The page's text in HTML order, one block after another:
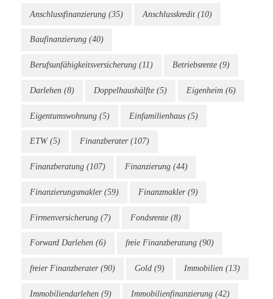
Anschlussfinanzierung (35) Anschlusskredit (10)
Baufinanzierung (40)
Berufsunfähigkeitsversicherung (11) Betriebsrente (9)
Darlehen (8) Doppelhaushälfte (5) Eigenheim (6)
Eigentumswohnung (5) Einfamilienhaus (5)
ETW(5) Finanzberater(107)
Finanzberatung (107) Finanzierung (44)
Finanzierungsmakler(59) Finanzmakler(9)
Firmenversicherung (7) Fondsrente (8)
Forward Darlehen (6) freie Finanzberatung (90)
freier Finanzberater(90) Gold (9) Immobilien (13)
Immobiliendarlehen (9) Immobilienfinanzierung (42)